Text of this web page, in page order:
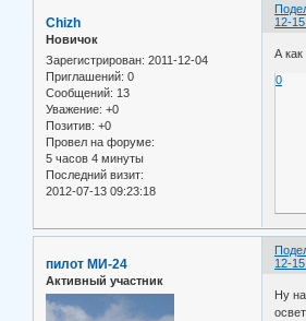
12-
Chizh
Новичок
Зарегистрирован: 2011-12-04
Приглашений: 0
Сообщений: 13
Уважение: +0
Позитив: +0
Провел на форуме:
5 часов 4 минуты
Последний визит:
2012-07-13 09:23:18
А как
0
12-
пилот МИ-24
Активный участник
Ну